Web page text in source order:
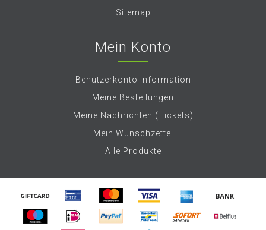
Sitemap
Mein Konto
Benutzerkonto Information
Meine Bestellungen
Meine Nachrichten (Tickets)
Mein Wunschzettel
Alle Produkte